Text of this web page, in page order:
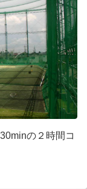
の２時間コ